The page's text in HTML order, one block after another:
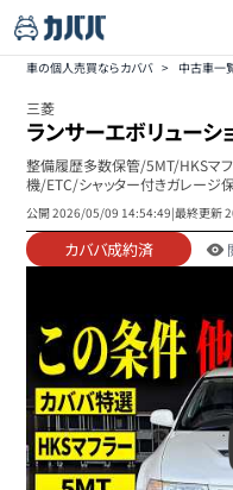
車の個人売買ならカババ > 中古車一
三菱
ランサーエボリューシ
整備履歴多数保管/5MT/HKSマ
機/ETC/シャッター付きガレージ
公開2026/05/09 14:54:49|最終更新
カババ成約済